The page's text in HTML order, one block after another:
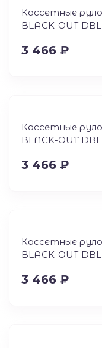
Кассетные
BLACK-OUT
3 466 ₽
Кассетные
BLACK-OUT
3 466 ₽
Кассетные
BLACK-OUT
3 466 ₽